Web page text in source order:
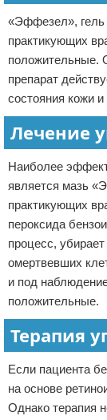
«Эффезел», гель
практикующих
положительные.
препарат
состояния кожи
Лечение
Наиболее
является мазь
практикующих
пероксида
процесс,
омертвевших
и под
положительные.
Терапия
Если пациента
на основе
Однако терапия